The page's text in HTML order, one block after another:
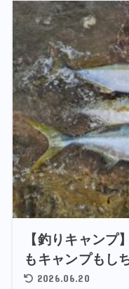
【釣りキャンプ
もキャンプもし
2026.06.20